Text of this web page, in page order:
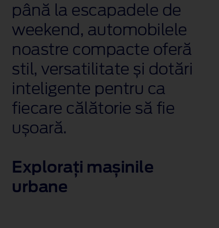
până la escapadele de
weekend, automobilele
noastre compacte oferă
stil, versatilitate și dotări
inteligente pentru ca
fiecare călătorie să fie
ușoară.
Explorați mașinile
urbane